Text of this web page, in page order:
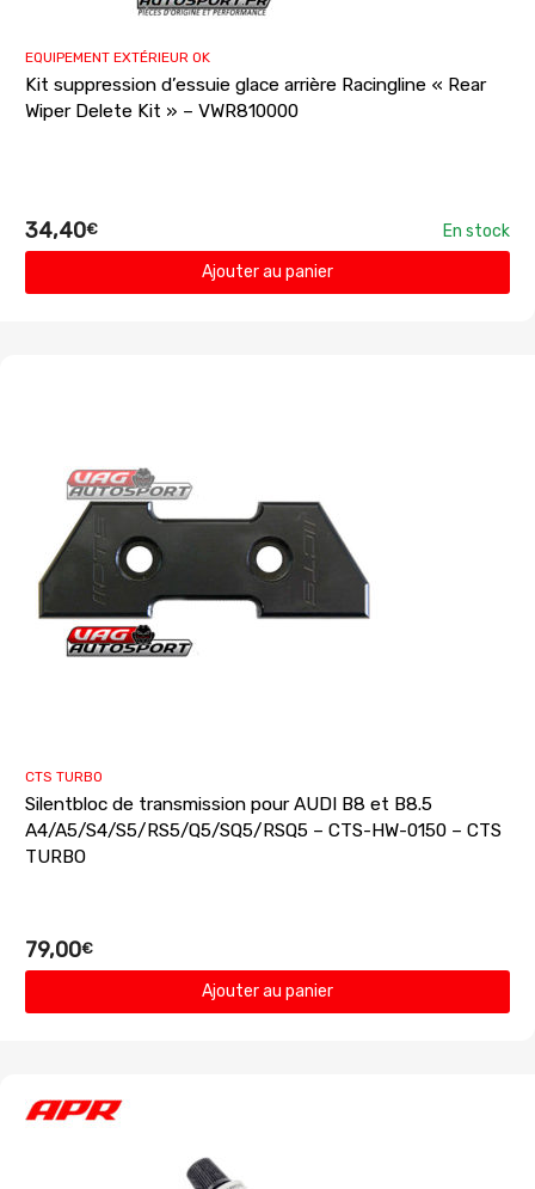
EQUIPEMENT EXTÉRIEUR OK
Kit suppression d’essuie glace arrière Racingline « Rear
Wiper Delete Kit » – VWR810000
34,40€
En stock
Ajouter au panier
CTS TURBO
Silentbloc de transmission pour AUDI B8 et B8.5
A4/A5/S4/S5/RS5/Q5/SQ5/RSQ5 – CTS-HW-0150 – CTS
TURBO
79,00€
Ajouter au panier